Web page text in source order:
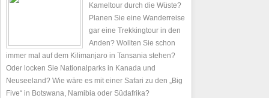
Kameltour durch die Wüste?
Planen Sie eine Wanderreise
gar eine Trekkingtour in den
Anden? Wollten Sie schon
immer mal auf dem Kilimanjaro in Tansania stehen?
Oder locken Sie Nationalparks in Kanada und
Neuseeland? Wie wäre es mit einer Safari zu den „Big
Five“ in Botswana, Namibia oder Südafrika?